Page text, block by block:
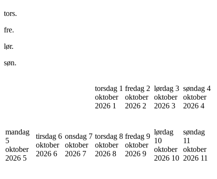
tors.
fre.
lør.
søn.
torsdag 1
oktober
2026 1
fredag 2
oktober
2026 2
lørdag 3
oktober
2026 3
søndag 4
oktober
2026 4
mandag
5
oktober
2026 5
tirsdag 6
oktober
2026 6
onsdag 7
oktober
2026 7
torsdag 8
oktober
2026 8
fredag 9
oktober
2026 9
lørdag
10
oktober
2026 10
søndag
11
oktober
2026 11